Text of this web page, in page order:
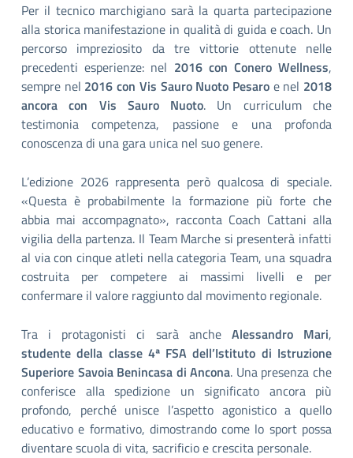
Per il tecnico marchigiano sarà la quarta partecipazione
alla storica manifestazione in qualità di guida e coach. Un
percorso impreziosito da tre vittorie ottenute nelle
precedenti esperienze: nel 2016 con Conero Wellness,
sempre nel 2016 con Vis Sauro Nuoto Pesaroe nel 2018
ancora con Vis Sauro Nuoto. Un curriculum che
testimonia competenza, passione e una profonda
conoscenza di una gara unica nel suo genere.
L’edizione 2026 rappresenta però qualcosa di speciale.
«Questa è probabilmente la formazione più forte che
abbia mai accompagnato», racconta Coach Cattani alla
vigilia della partenza. Il Team Marche si presenterà infatti
al via con cinque atleti nella categoria Team, una squadra
costruita per competere ai massimi livelli e per
confermare il valore raggiunto dal movimento regionale.
Tra i protagonisti ci sarà anche Alessandro Mari,
studente della classe 4ª FSA dell’Istituto di Istruzione
Superiore Savoia Benincasa di Ancona. Una presenza che
conferisce alla spedizione un significato ancora più
profondo, perché unisce l’aspetto agonistico a quello
educativo e formativo, dimostrando come lo sport possa
diventare scuola di vita, sacrificio e crescita personale.